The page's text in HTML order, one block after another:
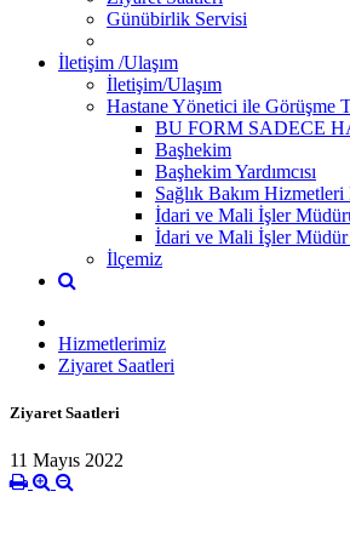
Günübirlik Servisi
İletişim /Ulaşım
İletişim/Ulaşım
Hastane Yönetici ile Görüşme
BU FORM SADECE
Başhekim
Başhekim Yardımcısı
Sağlık Bakım
İdari ve Mali İşler
İdari ve Mali İşler Müdür
İlçemiz
Hizmetlerimiz
Ziyaret Saatleri
Ziyaret Saatleri
11 Mayıs 2022